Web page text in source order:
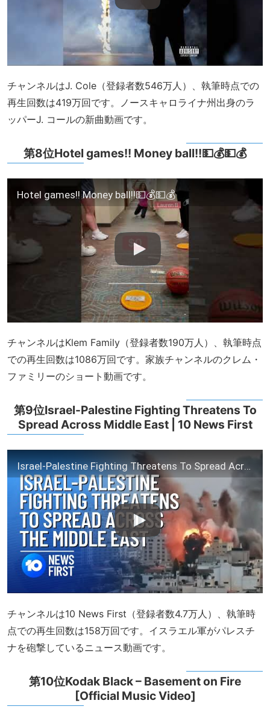
チャンネルはJ. Cole（登録者数546万人）、執筆時点での
再生回数は419万回です。ノースキャロライナ州出身のラ
ッパーJ. コールの新曲動画です。
第8位Hotel games!! Money ball!!💵💰💵💰
Hotel games!! Money ball!!💵💰💵💰
チャンネルはKlem Family（登録者数190万人）、執筆時点
での再生回数は1086万回です。家族チャンネルのクレム・
ファミリーのショート動画です。
第9位Israel-Palestine Fighting Threatens To
Spread Across Middle East | 10 News First
Israel-Palestine Fighting Threatens To Spread Across Middle East | 10 News First
チャンネルは10 News First（登録者数4.7万人）、執筆時
点での再生回数は158万回です。イスラエル軍がパレスチ
ナを砲撃しているニュース動画です。
第10位Kodak Black – Basement on Fire
[Official Music Video]